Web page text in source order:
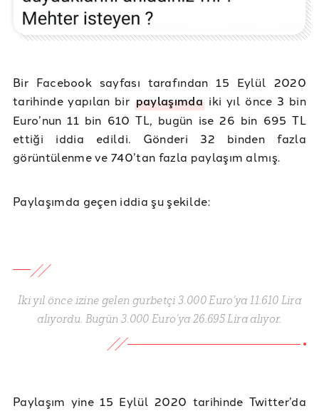
Bir Facebook sayfası tarafından 15 Eylül 2020
tarihinde yapılan bir paylaşımdaiki yıl önce 3 bin
Euro’nun 11 bin 610 TL, bugün ise 26 bin 695 TL
ettiği iddia edildi. Gönderi 32 binden fazla
görüntülenme ve 740’tan fazla paylaşım almış.
Paylaşımda geçen iddia şu şekilde:
İki yıl önce izine gelen gurbetçi 3.000 Euro’ya 11.610 Lira
alıyordu. Bugün 3.000 Euro’ya 26.695 Lira alıyor.
Paylaşım yine 15 Eylül 2020 tarihinde Twitter’da